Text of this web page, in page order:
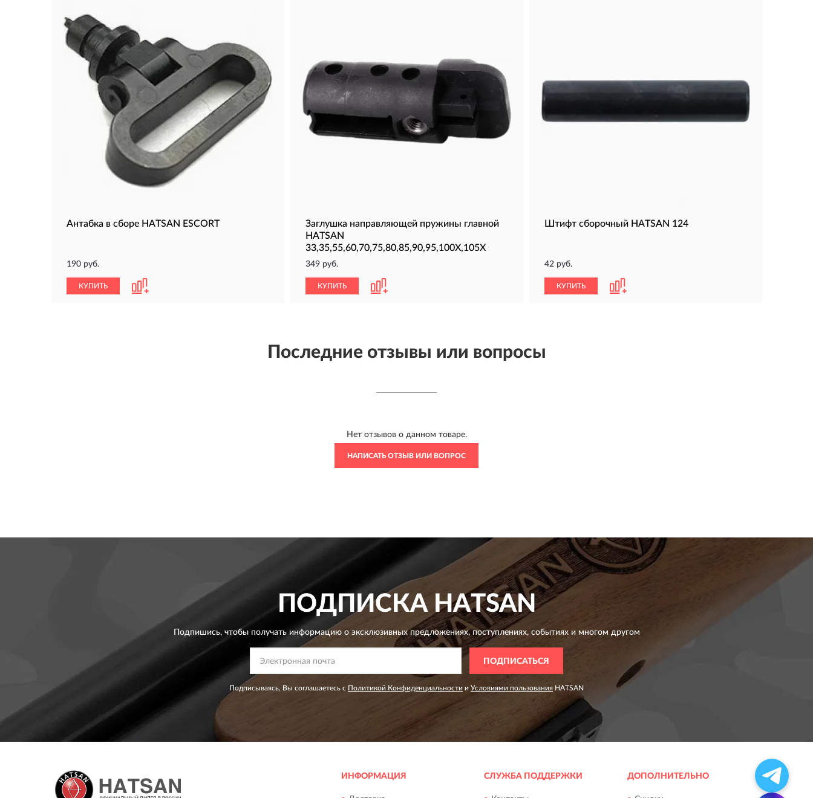
Антабка в сборе HATSAN ESCORT
190 руб.
КУПИТЬ
Заглушка направляющей пружины главной
HATSAN
33,35,55,60,70,75,80,85,90,95,100Х,105Х
349 руб.
КУПИТЬ
Штифт сборочный HATSAN 124
42 руб.
КУПИТЬ
Последние отзывы или вопросы
Нет отзывов о данном товаре.
НАПИСАТЬ ОТЗЫВ ИЛИ ВОПРОС
ПОДПИСКАHATSAN
Подпишись, чтобы получать информацию о эксклюзивных предложениях,поступлениях, событиях и многом другом
ПОДПИСАТЬСЯ
Подписываясь, Вы соглашаетесь с Политикой Конфиденциальности и Условиями пользования HATSAN
ИНФОРМАЦИЯ СЛУЖБА ПОДДЕРЖКИ ДОПОЛНИТЕЛЬНО